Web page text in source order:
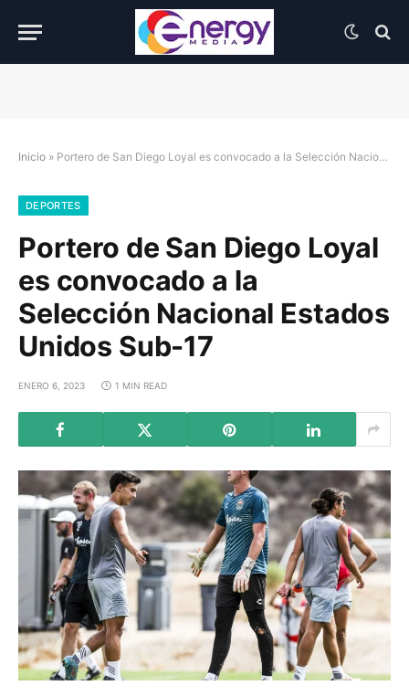
Inicio » Portero de San Diego Loyal es convocado a la Selección Nacional Estados Unidos Sub-17
DEPORTES
Portero de San Diego Loyal
es convocado a la
Selección Nacional Estados
Unidos Sub-17
ENERO 6, 2023 1 MIN READ